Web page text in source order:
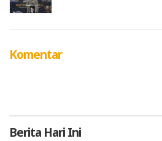
Komentar
Berita Hari Ini